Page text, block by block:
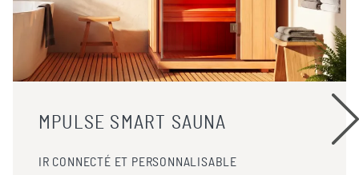
MPULSE SMART SAUNA
IR CONNECTÉ ET PERSONNALISABLE